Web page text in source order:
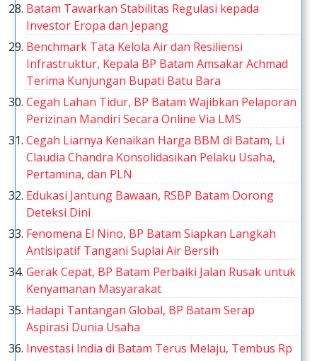
Batam Tawarkan Stabilitas Regulasi kepada
Investor Eropa dan Jepang
Benchmark Tata Kelola Air dan Resiliensi
Infrastruktur, Kepala BP Batam Amsakar Achmad
Terima Kunjungan Bupati Batu Bara
Cegah Lahan Tidur, BP Batam Wajibkan Pelaporan
Perizinan Mandiri Secara Online Via LMS
Cegah Liarnya Kenaikan Harga BBM di Batam, Li
Claudia Chandra Konsolidasikan Pelaku Usaha,
Pertamina, dan PLN
Edukasi Jantung Bawaan, RSBP Batam Dorong
Deteksi Dini
Fenomena El Nino, BP Batam Siapkan Langkah
Antisipatif Tangani Suplai Air Bersih
Gerak Cepat, BP Batam Perbaiki Jalan Rusak untuk
Kenyamanan Masyarakat
Hadapi Tantangan Global, BP Batam Serap
Aspirasi Dunia Usaha
Investasi India di Batam Terus Melaju, Tembus Rp